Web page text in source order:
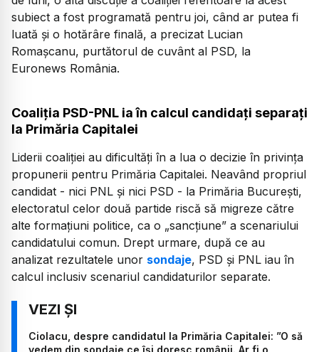
subiect a fost programată pentru joi, când ar putea fi
luată și o hotărâre finală, a precizat Lucian
Romașcanu, purtătorul de cuvânt al PSD, la
Euronews România.
Coaliția PSD-PNL ia în calcul candidați separați
la Primăria Capitalei
Liderii coaliției au dificultăți în a lua o decizie în privința
propunerii pentru Primăria Capitalei. Neavând propriul
candidat - nici PNL și nici PSD - la Primăria București,
electoratul celor două partide riscă să migreze către
alte formațiuni politice, ca o „sancțiune” a scenariului
candidatului comun. Drept urmare, după ce au
analizat rezultatele unor sondaje, PSD și PNL iau în
calcul inclusiv scenariul candidaturilor separate.
Ciolacu, despre candidatul la Primăria Capitalei: ”O să